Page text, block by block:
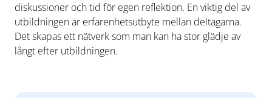
diskussioner och tid för egen reflektion. En viktig del av
utbildningen är erfarenhetsutbyte mellan deltagarna.
Det skapas ett nätverk som man kan ha stor glädje av
långt efter utbildningen.